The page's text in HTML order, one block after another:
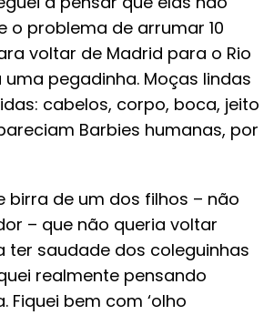
o problema de arrumar 10
voltar de Madrid para o Rio
uma pegadinha. Moças lindas
cabelos, corpo, boca, jeito
Barbies humanas, por
birra de um dos filhos – não
– que não queria voltar
ter saudade dos coleguinhas
realmente pensando
Fiquei bem com ‘olho